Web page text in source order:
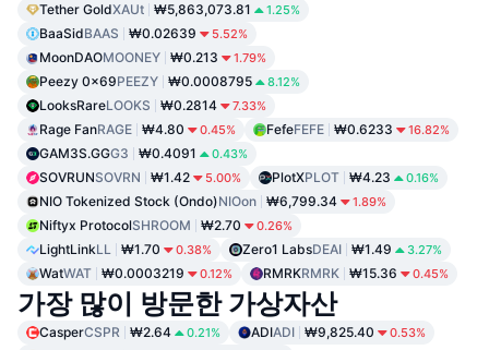
Tether GoldXAUt ₩5,863,073.81 1.25%
BaaSidBAAS ₩0.02639 5.52%
MoonDAOMOONEY ₩0.213 1.79%
Peezy 0x69PEEZY ₩0.0008795 8.12%
LooksRareLOOKS ₩0.2814 7.33%
Rage FanRAGE ₩4.80 0.45% FefeFEFE ₩0.6233 16.82%
GAM3S.GGG3 ₩0.4091 0.43%
SOVRUNSOVRN ₩1.42 5.00% PlotXPLOT ₩4.23 0.16%
NIO Tokenized Stock (Ondo)NIOon ₩6,799.34 1.89%
Niftyx ProtocolSHROOM ₩2.70 0.26%
LightLinkLL ₩1.70 0.38% Zero1 LabsDEAI ₩1.49 3.27%
WatWAT ₩0.0003219 0.12% RMRKRMRK ₩15.36 0.45%
가장 많이 방문한 가상자산
CasperCSPR ₩2.64 0.21% ADIADI ₩9,825.40 0.53%